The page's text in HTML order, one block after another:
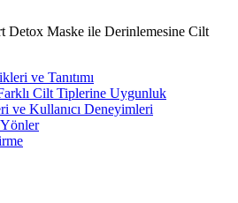
Detox Maske ile Derinlemesine Cilt
ve Tanıtımı
Cilt Tiplerine Uygunluk
ve Kullanıcı Deneyimleri